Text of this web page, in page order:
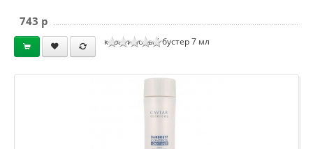
кератиновый бустер 7 мл
743 p